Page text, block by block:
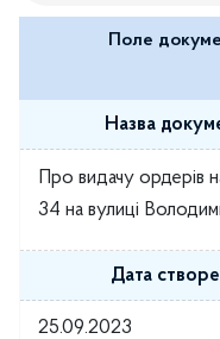
Рішення
Розпорядження
Регуляторні акти
Проекти рішень
Проєкти рішень
Поле
Назва
Про видачу ордерів
34 на вулиці
Дата
25.09.2023